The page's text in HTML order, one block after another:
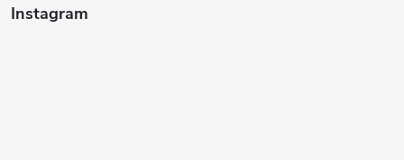
Instagram